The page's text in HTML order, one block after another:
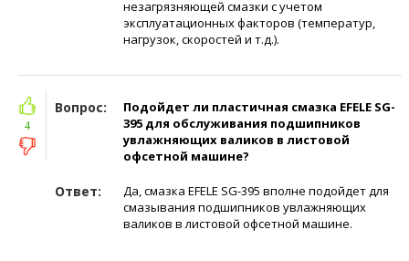
незагрязняющей смазки с учетом
эксплуатационных факторов (температур,
нагрузок, скоростей и т.д.).
Вопрос:
Подойдет ли пластичная смазка EFELE SG-
395 для обслуживания подшипников
увлажняющих валиков в листовой
офсетной машине?
Ответ:
Да, смазка EFELE SG-395 вполне подойдет для
смазывания подшипников увлажняющих
валиков в листовой офсетной машине.
4